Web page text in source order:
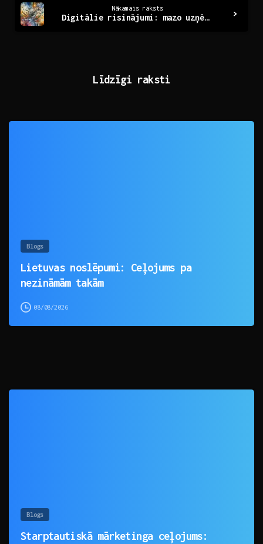
Nākamais raksts
Digitālie risinājumi: mazo uzņēmumu ceļš uz izaugsmi
Līdzīgi raksti
Blogs
Lietuvas noslēpumi: Ceļojums pa
nezināmām takām
08/08/2026
Blogs
Starptautiskā mārketinga ceļojums: